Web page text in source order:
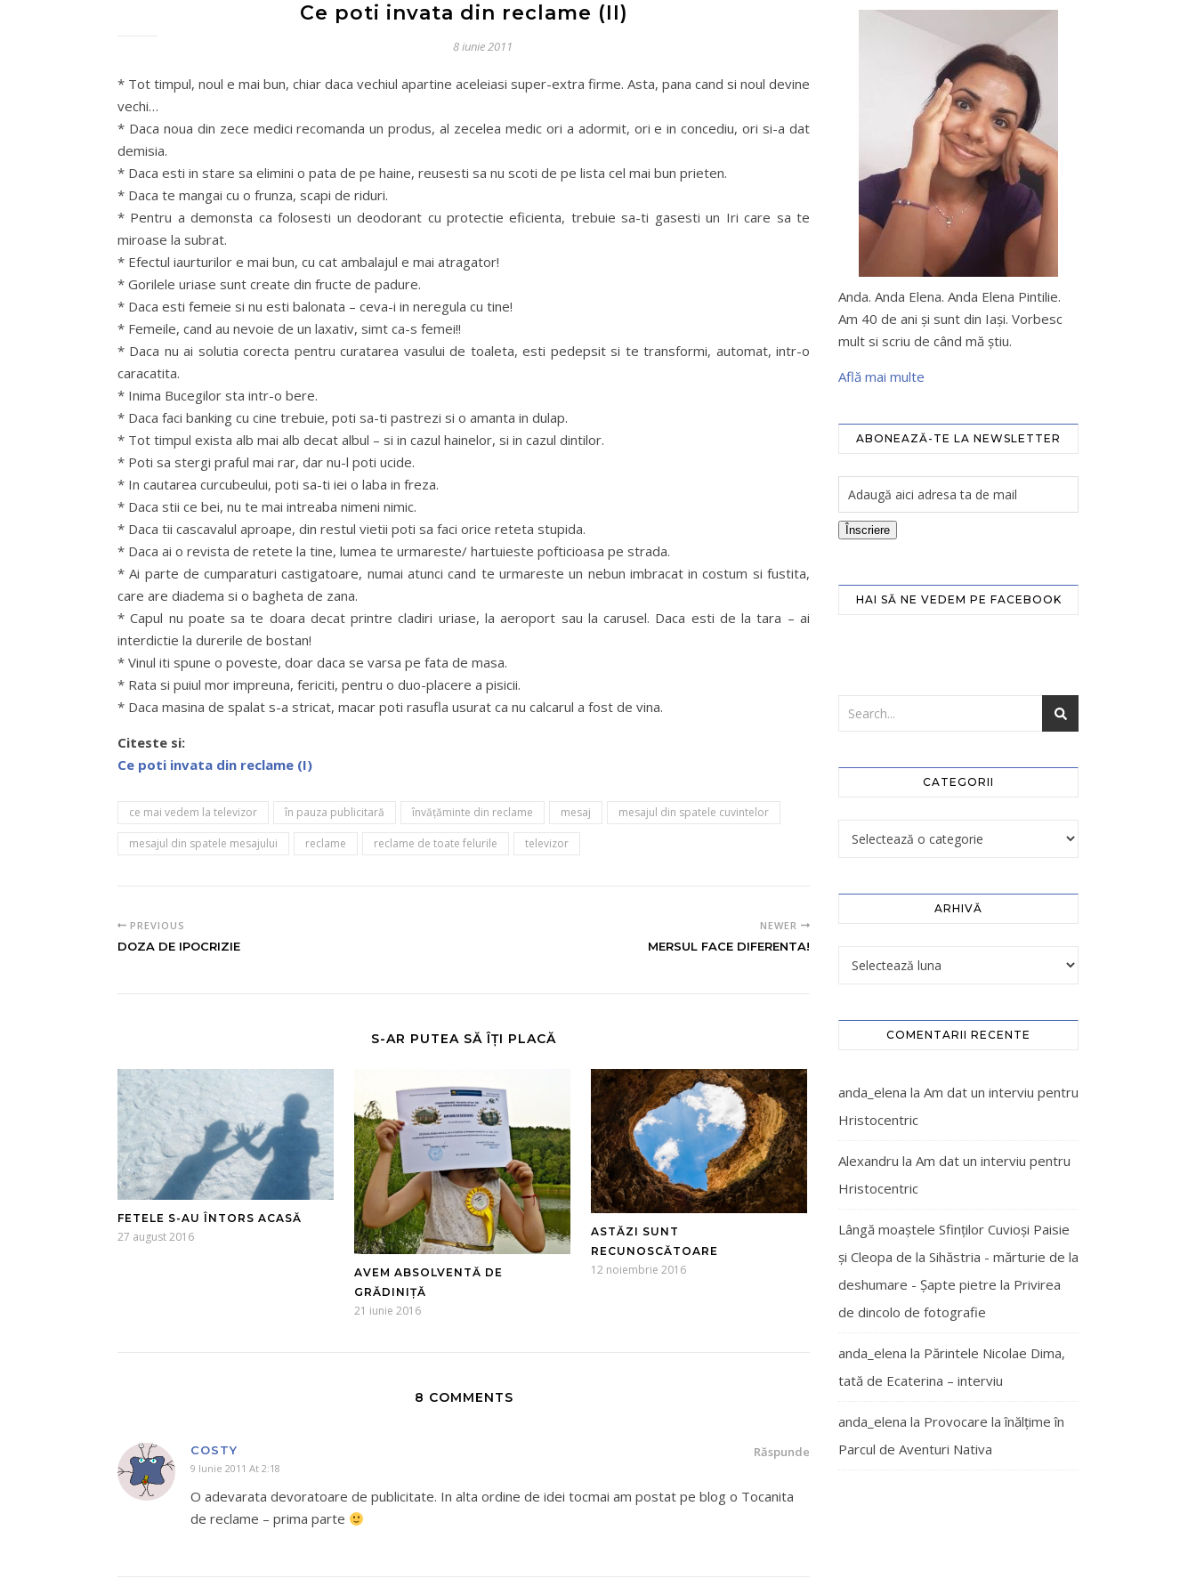
Ce poti invata din reclame (II)
8 iunie 2011
* Tot timpul, noul e mai bun, chiar daca vechiul apartine aceleiasi super-extra firme. Asta, pana cand si noul devine
vechi…
* Daca noua din zece medici recomanda un produs, al zecelea medic ori a adormit, ori e in concediu, ori si-a dat
demisia.
* Daca esti in stare sa elimini o pata de pe haine, reusesti sa nu scoti de pe lista cel mai bun prieten.
* Daca te mangai cu o frunza, scapi de riduri.
* Pentru a demonsta ca folosesti un deodorant cu protectie eficienta, trebuie sa-ti gasesti un Iri care sa te
miroase la subrat.
* Efectul iaurturilor e mai bun, cu cat ambalajul e mai atragator!
* Gorilele uriase sunt create din fructe de padure.
* Daca esti femeie si nu esti balonata – ceva-i in neregula cu tine!
* Femeile, cand au nevoie de un laxativ, simt ca-s femei!!
* Daca nu ai solutia corecta pentru curatarea vasului de toaleta, esti pedepsit si te transformi, automat, intr-o
caracatita.
* Inima Bucegilor sta intr-o bere.
* Daca faci banking cu cine trebuie, poti sa-ti pastrezi si o amanta in dulap.
* Tot timpul exista alb mai alb decat albul – si in cazul hainelor, si in cazul dintilor.
* Poti sa stergi praful mai rar, dar nu-l poti ucide.
* In cautarea curcubeului, poti sa-ti iei o laba in freza.
* Daca stii ce bei, nu te mai intreaba nimeni nimic.
* Daca tii cascavalul aproape, din restul vietii poti sa faci orice reteta stupida.
* Daca ai o revista de retete la tine, lumea te urmareste/ hartuieste pofticioasa pe strada.
* Ai parte de cumparaturi castigatoare, numai atunci cand te urmareste un nebun imbracat in costum si fustita,
care are diadema si o bagheta de zana.
* Capul nu poate sa te doara decat printre cladiri uriase, la aeroport sau la carusel. Daca esti de la tara – ai
interdictie la durerile de bostan!
* Vinul iti spune o poveste, doar daca se varsa pe fata de masa.
* Rata si puiul mor impreuna, fericiti, pentru o duo-placere a pisicii.
* Daca masina de spalat s-a stricat, macar poti rasufla usurat ca nu calcarul a fost de vina.
Citeste si:
Ce poti invata din reclame (I)
ce mai vedem la televizor în pauza publicitară învăţăminte din reclame mesaj mesajul din spatele cuvintelor
mesajul din spatele mesajului reclame reclame de toate felurile televizor
PREVIOUS
DOZA DE IPOCRIZIE
NEWER
MERSUL FACE DIFERENTA!
S-AR PUTEA SĂ ÎȚI PLACĂ
FETELE S-AU ÎNTORS ACASĂ
27 august 2016
AVEM ABSOLVENTĂ DE
GRĂDINIȚĂ
21 iunie 2016
ASTĂZI SUNT
RECUNOSCĂTOARE
12 noiembrie 2016
8 COMMENTS
COSTY
9 Iunie 2011 At 2:18
Răspunde
O adevarata devoratoare de publicitate. In alta ordine de idei tocmai am postat pe blog o Tocanita
de reclame – prima parte
Anda. Anda Elena. Anda Elena Pintilie.
Am 40 de ani şi sunt din Iaşi. Vorbesc
mult si scriu de când mă ştiu.
Află mai multe
ABONEAZĂ-TE LA NEWSLETTER
Înscriere
HAI SĂ NE VEDEM PE FACEBOOK
CATEGORII
ARHIVĂ
COMENTARII RECENTE
anda_elena la Am dat un interviu pentru
Hristocentric
Alexandru la Am dat un interviu pentru
Hristocentric
Lângă moaștele Sfinților Cuvioși Paisie
și Cleopa de la Sihăstria - mărturie de la
deshumare - Şapte pietre la Privirea
de dincolo de fotografie
anda_elena la Părintele Nicolae Dima,
tată de Ecaterina – interviu
anda_elena la Provocare la înălțime în
Parcul de Aventuri Nativa